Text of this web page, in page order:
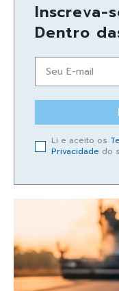
Inscreva-
Dentro
Li e aceito os
Privacidade do